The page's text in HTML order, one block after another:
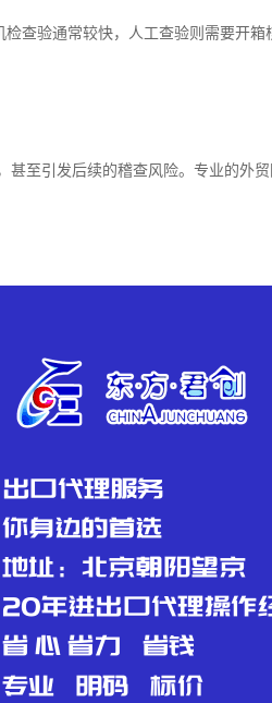
查验通常较快，人工查验则需要开箱
至引发后续的稽查风险。专业的外